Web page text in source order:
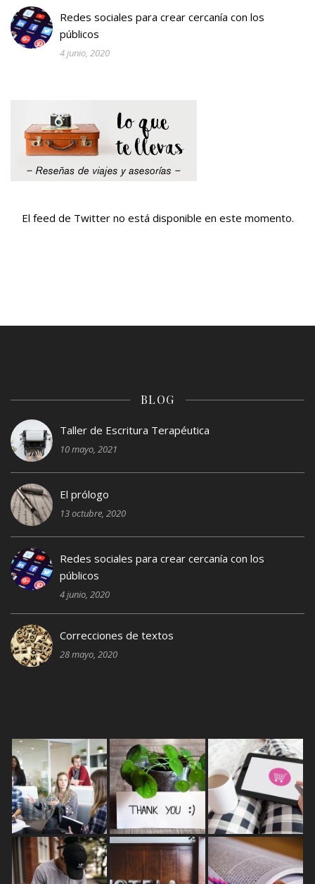
Redes sociales para crear cercanía con los
públicos
4 junio, 2020
El feed de Twitter no está disponible en este momento.
BLOG
Taller de Escritura Terapéutica
10 mayo, 2021
El prólogo
13 octubre, 2020
Redes sociales para crear cercanía con los
públicos
4 junio, 2020
Correcciones de textos
28 mayo, 2020